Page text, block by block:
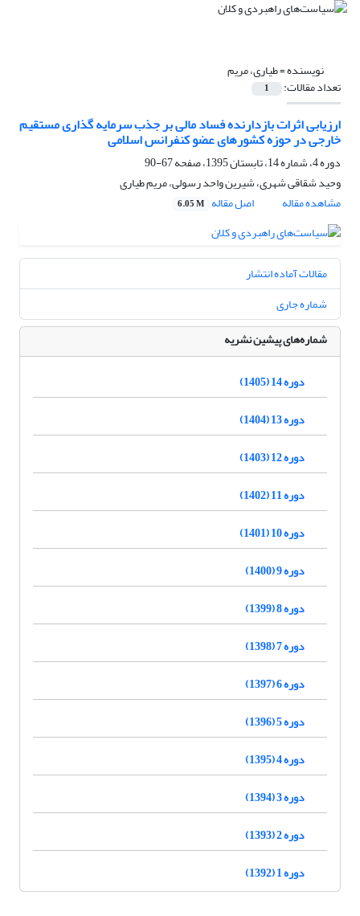
نویسنده =طیاری، مریم
تعداد مقالات: 1
ارزیابی اثرات بازدارنده فساد مالی بر جذب سرمایه گذاری مستقیم
خارجی در حوزه کشورهای عضو کنفرانس اسلامی
دوره 4، شماره 14، تابستان 1395، صفحه
67-90
وحید شقاقی شهری، شیرین واحد رسولی، مریم طیاری
مشاهده مقاله
اصل مقاله 6.05 M
مقالات آماده انتشار
شماره جاری
شماره‌های پیشین نشریه
دوره 14 (1405)
دوره 13 (1404)
دوره 12 (1403)
دوره 11 (1402)
دوره 10 (1401)
دوره 9 (1400)
دوره 8 (1399)
دوره 7 (1398)
دوره 6 (1397)
دوره 5 (1396)
دوره 4 (1395)
دوره 3 (1394)
دوره 2 (1393)
دوره 1 (1392)